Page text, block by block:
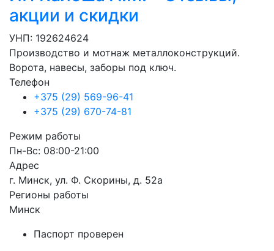
акции и скидки
УНП: 192624624
Производство и мотнаж металлоконструкций.
Ворота, навесы, заборы под ключ.
Телефон
+375 (29) 569-96-41
+375 (29) 670-74-81
Режим работы
Пн-Вс: 08:00-21:00
Адрес
г. Минск, ул. Ф. Скорины, д. 52а
Регионы работы
Минск
Паспорт проверен